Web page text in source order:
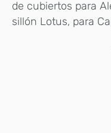
de cubiertos para
sillón Lotus, para